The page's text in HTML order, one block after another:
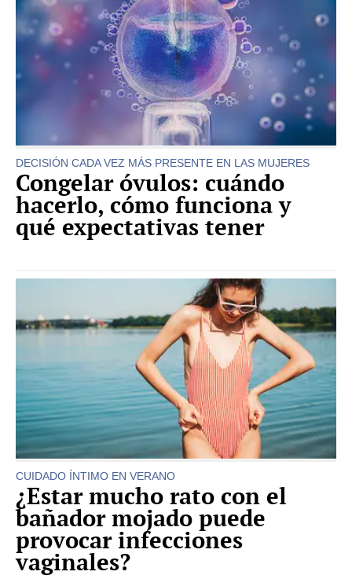
DECISIÓN CADA VEZ MÁS PRESENTE EN LAS MUJERES
Congelar óvulos: cuándo
hacerlo, cómo funciona y
qué expectativas tener
CUIDADO ÍNTIMO EN VERANO
¿Estar mucho rato con el
bañador mojado puede
provocar infecciones
vaginales?